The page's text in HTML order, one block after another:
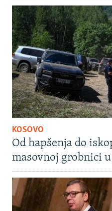
KOSOVO
Od hapšenja do
masovnoj grobnici